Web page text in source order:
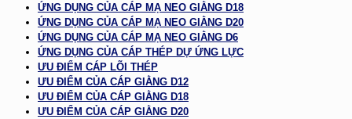
ỨNG DỤNG CỦA CÁP MẠ NEO GIẰNG D18
ỨNG DỤNG CỦA CÁP MẠ NEO GIẰNG D20
ỨNG DỤNG CỦA CÁP MẠ NEO GIẰNG D6
ỨNG DỤNG CỦA CÁP THÉP DỰ ỨNG LỰC
ƯU ĐIỂM CÁP LÕI THÉP
ƯU ĐIỂM CỦA CÁP GIẰNG D12
ƯU ĐIỂM CỦA CÁP GIẰNG D18
ƯU ĐIỂM CỦA CÁP GIẰNG D20